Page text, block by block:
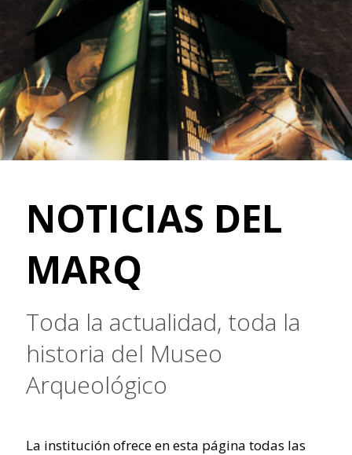
NOTICIAS DEL
MARQ
Toda la actualidad, toda la
historia del Museo
Arqueológico
La institución ofrece en esta página todas las